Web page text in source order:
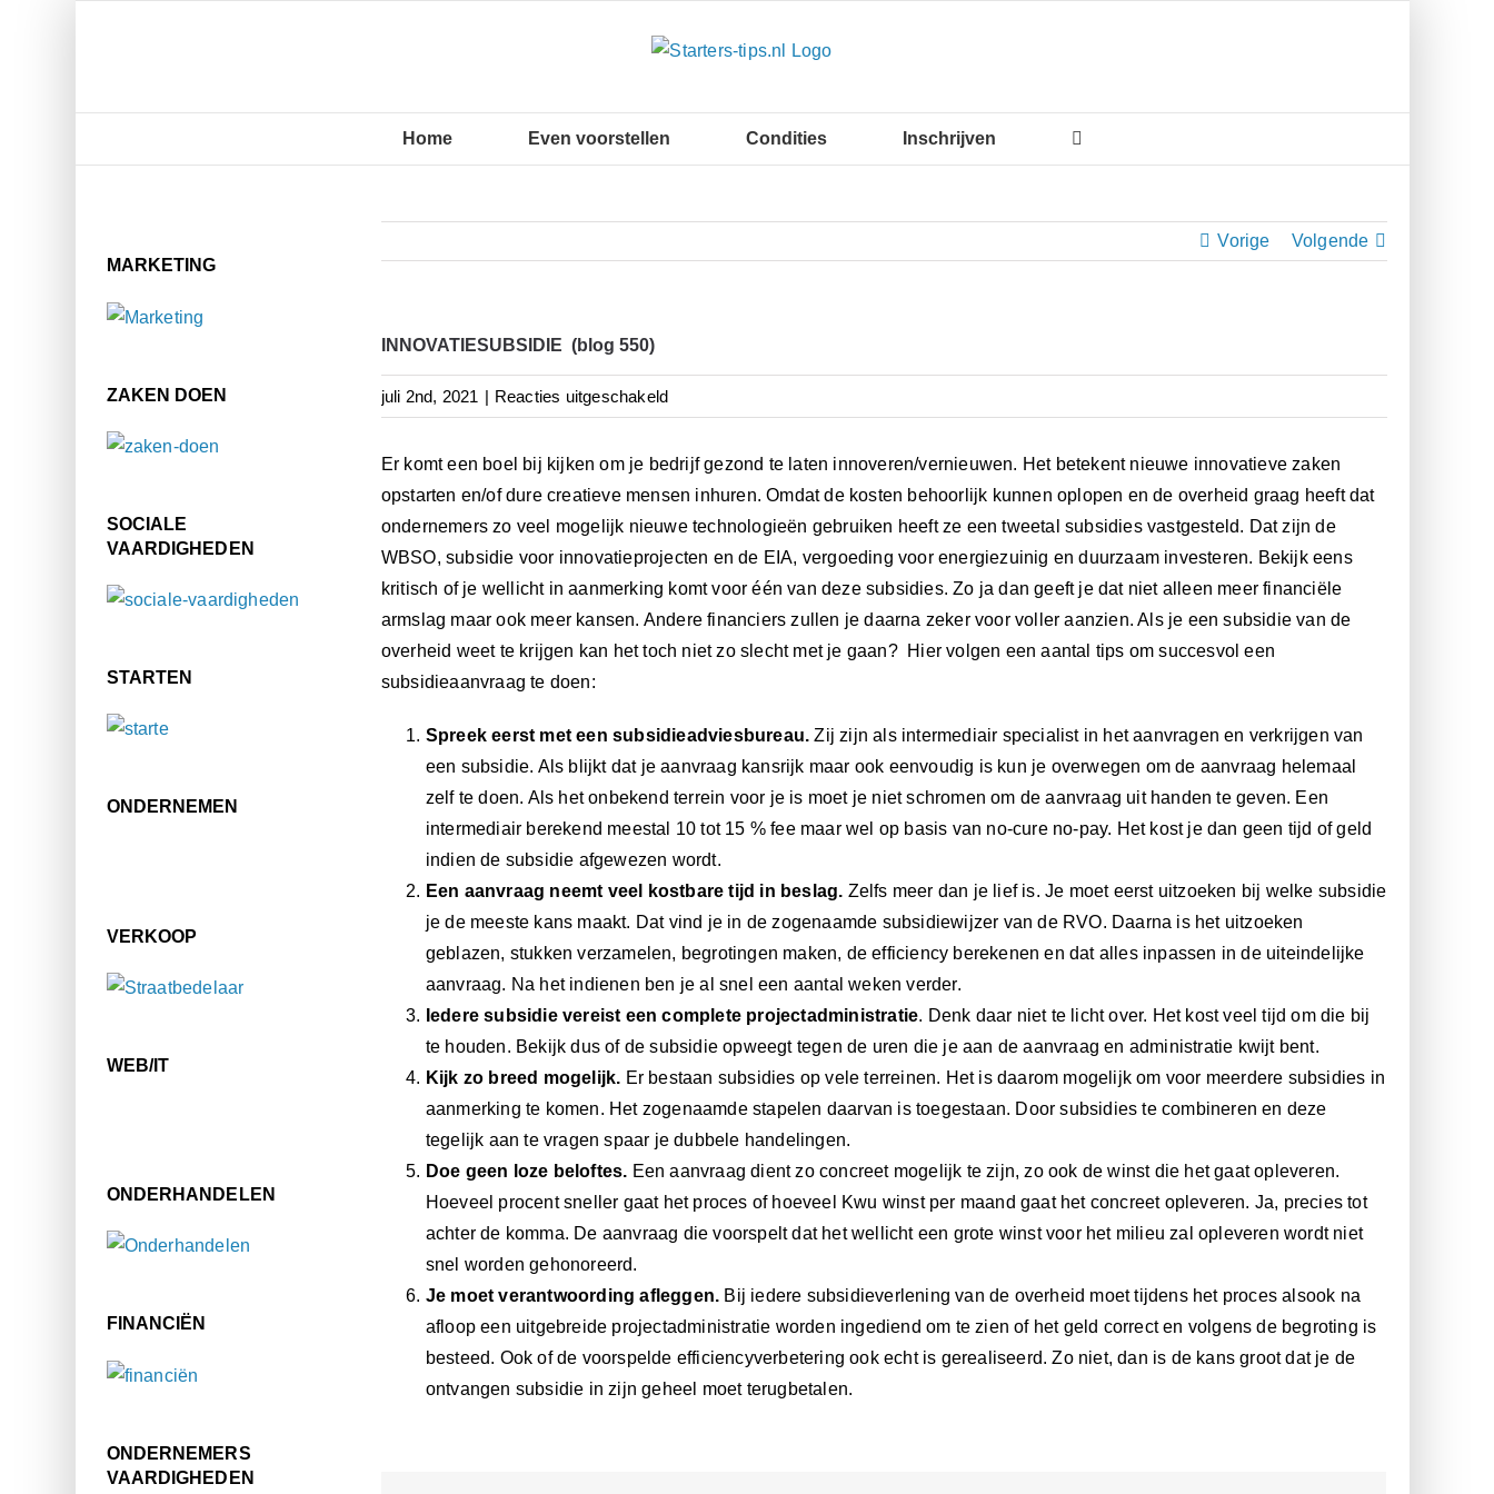
Home Even voorstellen Condities Inschrijven
Vorige Volgende
INNOVATIESUBSIDIE (blog 550)
juli 2nd, 2021 | Reacties uitgeschakeldvoor
(blog
550)
Er komt een boel bij kijken om je bedrijf gezond te laten innoveren/vernieuwen. Het betekent nieuwe innovatieve zaken
opstarten en/of dure creatieve mensen inhuren. Omdat de kosten behoorlijk kunnen oplopen en de overheid graag heeft dat
ondernemers zo veel mogelijk nieuwe technologieën gebruiken heeft ze een tweetal subsidies vastgesteld. Dat zijn de
WBSO, subsidie voor innovatieprojecten en de EIA, vergoeding voor energiezuinig en duurzaam investeren. Bekijk eens
kritisch of je wellicht in aanmerking komt voor één van deze subsidies. Zo ja dan geeft je dat niet alleen meer financiële
armslag maar ook meer kansen. Andere financiers zullen je daarna zeker voor voller aanzien. Als je een subsidie van de
overheid weet te krijgen kan het toch niet zo slecht met je gaan? Hier volgen een aantal tips om succesvol een
subsidieaanvraag te doen:
Spreek eerst met een subsidieadviesbureau. Zij zijn als intermediair specialist in het aanvragen en verkrijgen van
een subsidie. Als blijkt dat je aanvraag kansrijk maar ook eenvoudig is kun je overwegen om de aanvraag helemaal
zelf te doen. Als het onbekend terrein voor je is moet je niet schromen om de aanvraag uit handen te geven. Een
intermediair berekend meestal 10 tot 15 % fee maar wel op basis van no-cure no-pay. Het kost je dan geen tijd of geld
indien de subsidie afgewezen wordt.
Een aanvraag neemt veel kostbare tijd in beslag. Zelfs meer dan je lief is. Je moet eerst uitzoeken bij welke subsidie
je de meeste kans maakt. Dat vind je in de zogenaamde subsidiewijzer van de RVO. Daarna is het uitzoeken
geblazen, stukken verzamelen, begrotingen maken, de efficiency berekenen en dat alles inpassen in de uiteindelijke
aanvraag. Na het indienen ben je al snel een aantal weken verder.
Iedere subsidie vereist een complete projectadministratie. Denk daar niet te licht over. Het kost veel tijd om die bij
te houden. Bekijk dus of de subsidie opweegt tegen de uren die je aan de aanvraag en administratie kwijt bent.
Kijk zo breed mogelijk. Er bestaan subsidies op vele terreinen. Het is daarom mogelijk om voor meerdere subsidies in
aanmerking te komen. Het zogenaamde stapelen daarvan is toegestaan. Door subsidies te combineren en deze
tegelijk aan te vragen spaar je dubbele handelingen.
Doe geen loze beloftes. Een aanvraag dient zo concreet mogelijk te zijn, zo ook de winst die het gaat opleveren.
Hoeveel procent sneller gaat het proces of hoeveel Kwu winst per maand gaat het concreet opleveren. Ja, precies tot
achter de komma. De aanvraag die voorspelt dat het wellicht een grote winst voor het milieu zal opleveren wordt niet
snel worden gehonoreerd.
Je moet verantwoording afleggen. Bij iedere subsidieverlening van de overheid moet tijdens het proces alsook na
afloop een uitgebreide projectadministratie worden ingediend om te zien of het geld correct en volgens de begroting is
besteed. Ook of de voorspelde efficiencyverbetering ook echt is gerealiseerd. Zo niet, dan is de kans groot dat je de
ontvangen subsidie in zijn geheel moet terugbetalen.
MARKETING
ZAKEN DOEN
SOCIALE
VAARDIGHEDEN
STARTEN
ONDERNEMEN
VERKOOP
WEB/IT
ONDERHANDELEN
FINANCIËN
ONDERNEMERS
VAARDIGHEDEN